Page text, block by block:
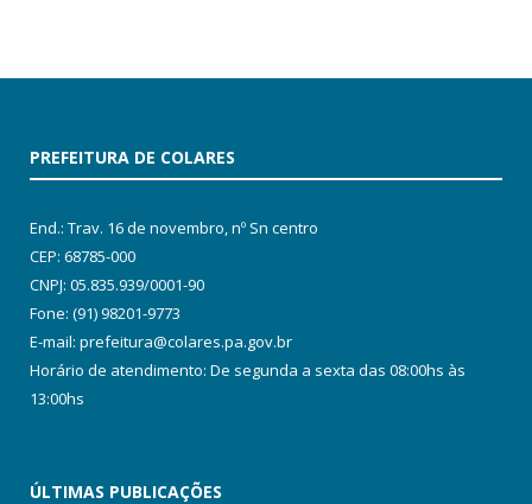
PREFEITURA DE COLARES
End.: Trav. 16 de novembro, nº Sn centro
CEP: 68785-000
CNPJ: 05.835.939/0001-90
Fone: (91) 98201-9773
E-mail: prefeitura@colares.pa.gov.br
Horário de atendimento: De segunda a sexta das 08:00hs às
13:00hs
ÚLTIMAS PUBLICAÇÕES